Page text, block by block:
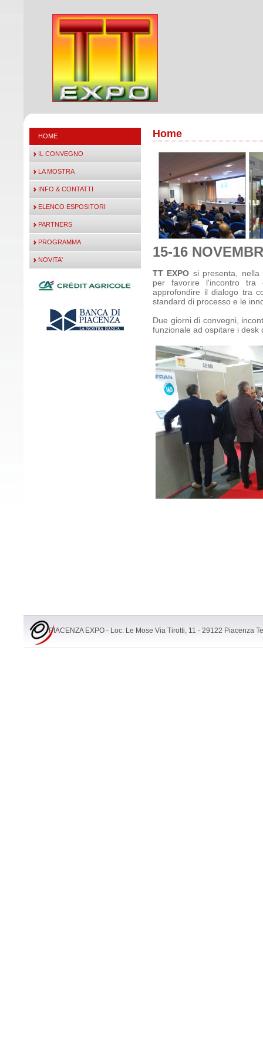
HOME
IL CONVEGNO
LA MOSTRA
INFO & CONTATTI
ELENCO ESPOSITORI
PARTNERS
PROGRAMMA
NOVITA'
Home
15-16
TT EXPO si presenta, nella
per favorire l'incontro tra
approfondire il dialogo tra
standard di processo e le
Due giorni di convegni,
funzionale ad ospitare i desk
PIACENZA EXPO - Loc. Le Mose Via Tirotti, 11 - 29122 Piacenza